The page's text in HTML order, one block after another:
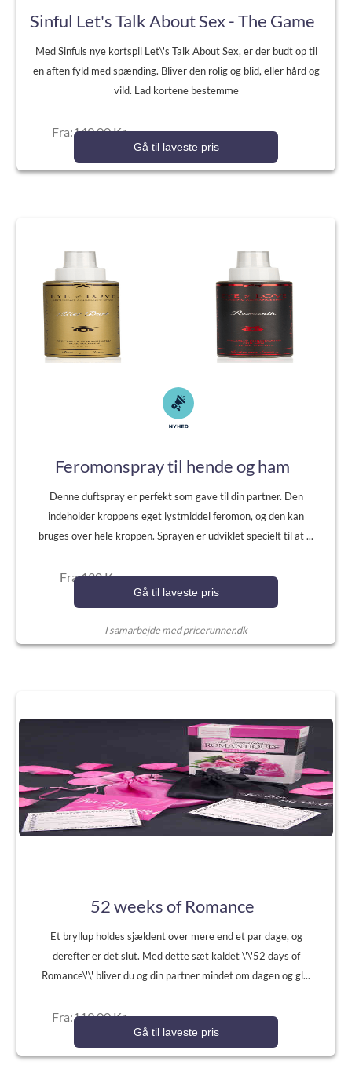
Sinful Let's Talk About Sex - The Game
Med Sinfuls nye kortspil Let\'s Talk About Sex, er der budt op til
en aften fyld med spænding. Bliver den rolig og blid, eller hård og
vild. Lad kortene bestemme
Fra:149,00 Kr.
Gå til laveste pris
Feromonspray til hende og ham
Denne duftspray er perfekt som gave til din partner. Den
indeholder kroppens eget lystmiddel feromon, og den kan
bruges over hele kroppen. Sprayen er udviklet specielt til at ...
Fra:130 Kr.
Gå til laveste pris
I samarbejde med pricerunner.dk
52 weeks of Romance
Et bryllup holdes sjældent over mere end et par dage, og
derefter er det slut. Med dette sæt kaldet \'\'52 days of
Romance\'\' bliver du og din partner mindet om dagen og gl...
Fra:119,00 Kr.
Gå til laveste pris